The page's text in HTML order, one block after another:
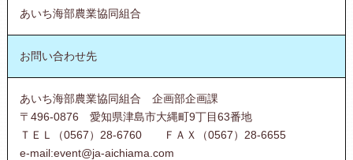
あいち海部農業協同組合
お問い合わせ先
あいち海部農業協同組合 企画部企画課
〒496-0876 愛知県津島市大縄町9丁目63番地
ＴＥＬ（0567）28-6760 ＦＡＸ（0567）28-6655
e-mail:event@ja-aichiama.com